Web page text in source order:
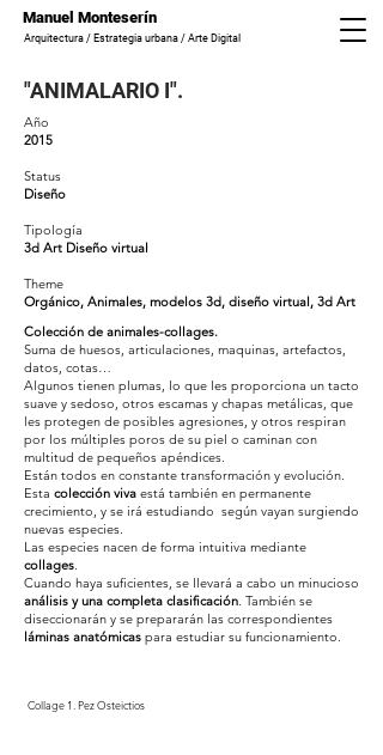
Manuel Monteserín
Arquitectura / Estrategia urbana / Arte Digital
"ANIMALARIO I".
Año
2015
Status
Diseño
Tipología
3d Art Diseño virtual
Theme
Orgánico, Animales, modelos 3d, diseño virtual, 3d Art
Colección de animales-collages.
Suma de huesos, articulaciones, maquinas, artefactos,
datos, cotas…
Algunos tienen plumas, lo que les proporciona un tacto
suave y sedoso, otros escamas y chapas metálicas, que
les protegen de posibles agresiones, y otros respiran
por los múltiples poros de su piel o caminan con
multitud de pequeños apéndices.
Están todos en constante transformación y evolución.
Esta colección viva está también en permanente
crecimiento, y se irá estudiando según vayan surgiendo
nuevas especies.
Las especies nacen de forma intuitiva mediante
collages.
Cuando haya suficientes, se llevará a cabo un minucioso
análisis y una completa clasificación. También se
diseccionarán y se prepararán las correspondientes
láminas anatómicas para estudiar su funcionamiento.
Collage 1. Pez Osteictios